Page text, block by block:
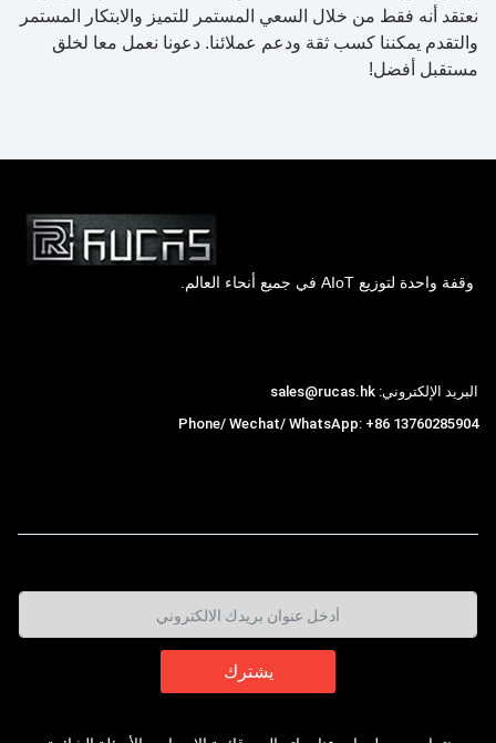
نعتقد أنه فقط من خلال السعي المستمر للتميز والابتكار المستمر
والتقدم يمكننا كسب ثقة ودعم عملائنا. دعونا نعمل معا لخلق
مستقبل أفضل!
وقفة واحدة لتوزيع AIoT في جميع أنحاء العالم.
البريد الإلكتروني: sales@rucas.hk
Phone/ Wechat/ WhatsApp: +86 13760285904